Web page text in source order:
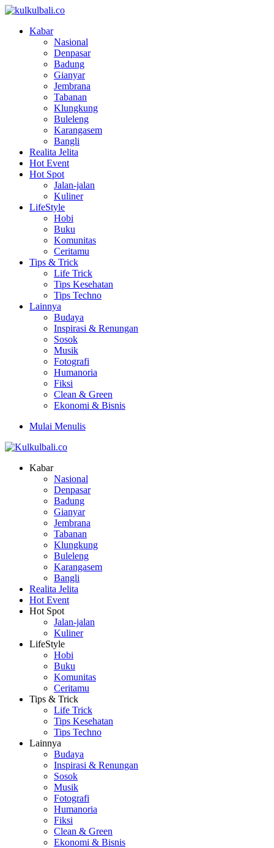
Kabar
Nasional
Denpasar
Badung
Gianyar
Jembrana
Tabanan
Klungkung
Buleleng
Karangasem
Bangli
Realita Jelita
Hot Event
Hot Spot
Jalan-jalan
Kuliner
LifeStyle
Hobi
Buku
Komunitas
Ceritamu
Tips & Trick
Life Trick
Tips Kesehatan
Tips Techno
Lainnya
Budaya
Inspirasi & Renungan
Sosok
Musik
Fotografi
Humanoria
Fiksi
Clean & Green
Ekonomi & Bisnis
Mulai Menulis
Kabar
Nasional
Denpasar
Badung
Gianyar
Jembrana
Tabanan
Klungkung
Buleleng
Karangasem
Bangli
Realita Jelita
Hot Event
Hot Spot
Jalan-jalan
Kuliner
LifeStyle
Hobi
Buku
Komunitas
Ceritamu
Tips & Trick
Life Trick
Tips Kesehatan
Tips Techno
Lainnya
Budaya
Inspirasi & Renungan
Sosok
Musik
Fotografi
Humanoria
Fiksi
Clean & Green
Ekonomi & Bisnis